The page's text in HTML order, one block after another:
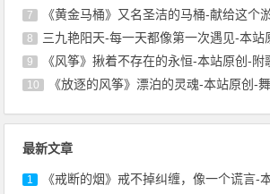
7 《黄金马桶》又名圣洁的马桶-献给这个
8 三九艳阳天-每一天都像第一次遇见-本站
9 《风筝》揪着不存在的永恒-本站原创-附
10 《放逐的风筝》漂泊的灵魂-本站原创-
最新文章
1 《戒断的烟》戒不掉纠缠，像一个谎言-